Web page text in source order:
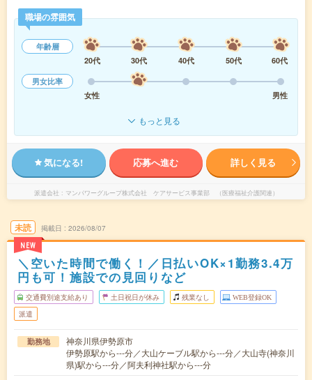
職場の雰囲気
年齢層
20代
30代 40代 50代
60代
男女比率
女性
男性
もっと見る
気になる! 応募へ進む 詳しく見る
派遣会社 マンパワーグループ株式会社 ケアサービス事業部 （医療福祉介護関連）
未読
NEW
掲載日 2026/08/07
＼空いた時間で働く！／日払いOK×1勤務3.4万
円も可！施設での見回りなど
交通費別途支給あり 土日祝日が休み 残業なし WEB登録OK
派遣
勤務地
神奈川県伊勢原市
伊勢原駅から---分／大山ケーブル駅から---分／大山寺(神奈川
県)駅から---分／阿夫利神社駅から---分